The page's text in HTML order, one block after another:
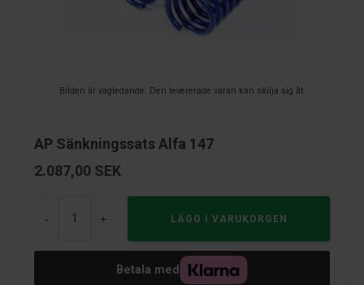
Bilden är vägledande. Den levererade varan kan skilja sig åt.
AP Sänkningssats Alfa 147
2.087,00 SEK
- +
Betala med